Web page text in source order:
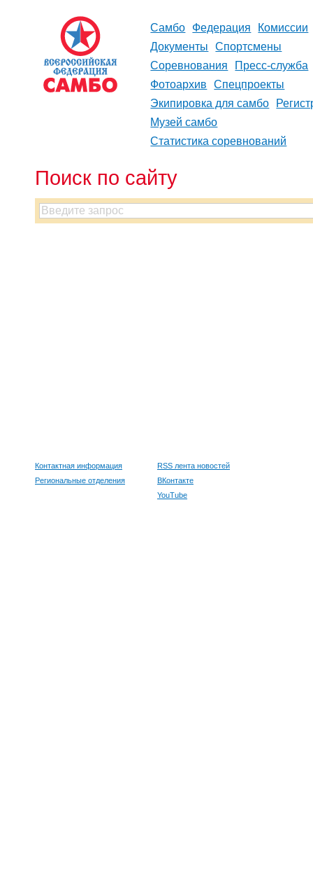
Самбо Федерация
Комиссии
Документы
Спортсмены
Соревнования
Пресс-служба
Фотоархив
Спецпроекты
Экипировка для самбо
Музей самбо
Статистика соревнований
Поиск по сайту
Контактная информация
Региональные отделения
RSS лента новостей
ВКонтакте
YouTube